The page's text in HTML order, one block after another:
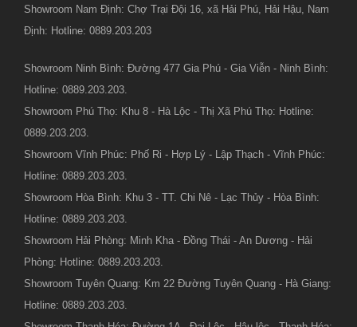
Showroom Nam Định: Chợ Trại Đội 16, xã Hải Phú, Hải Hậu, Nam
Định: Hotline: 0889.203.203
Showroom Ninh Bình: Đường 477 Gia Phú - Gia Viễn - Ninh Bình:
Hotline: 0889.203.203.
Showroom Phú Thọ: Khu 8 - Hà Lộc - Thị Xã Phú Thọ: Hotline:
0889.203.203.
Showroom Vĩnh Phúc: Phố Ri - Hợp Lý - Lập Thạch - Vĩnh Phúc:
Hotline: 0889.203.203.
Showroom Hòa Bình: Khu 3 - TT. Chi Nê - Lạc Thủy - Hòa Bình:
Hotline: 0889.203.203.
Showroom Hải Phòng: Minh Kha - Đồng Thái - An Dương - Hải
Phòng: Hotline: 0889.203.203.
Showroom Tuyên Quang: Km 22 Đường Tuyên Quang - Hà Giang:
Hotline: 0889.203.203.